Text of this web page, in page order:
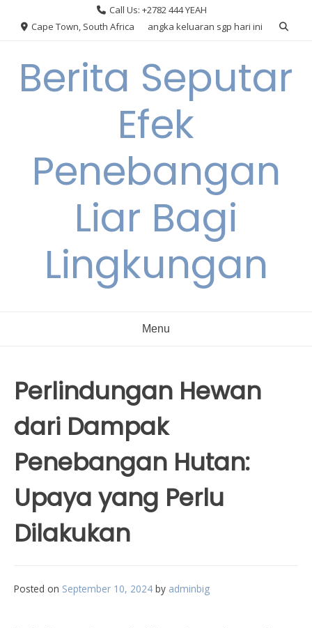
Call Us: +2782 444 YEAH
Cape Town, South Africa
angka keluaran sgp hari ini
Berita Seputar
Efek
Penebangan
Liar Bagi
Lingkungan
Menu
Perlindungan Hewan
dari Dampak
Penebangan Hutan:
Upaya yang Perlu
Dilakukan
Posted on September 10, 2024 by adminbig